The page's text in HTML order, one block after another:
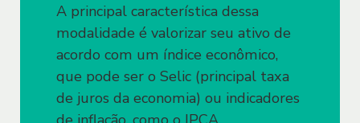
2.8. O login e Senha só poderão ser
utilizados pelo Usuário titular, sendo
expressamente proibido o
compartilhamento de login e/ou Senha
com quaisquer terceiros.
A principal característica dessa
modalidade é valorizar seu ativo de
acordo com um índice econômico,
que pode ser o Selic (principal taxa
de juros da economia) ou indicadores